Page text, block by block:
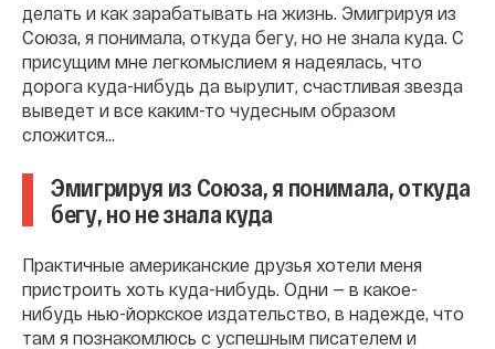
делать и как зарабатывать на жизнь. Эмигрируя из
Союза, я понимала, откуда бегу, но не знала куда. С
присущим мне легкомыслием я надеялась, что
дорога куда-нибудь да вырулит, счастливая звезда
выведет и все каким-то чудесным образом
сложится...
Эмигрируя из Союза, я понимала, откуда
бегу, но не знала куда
Практичные американские друзья хотели меня
пристроить хоть куда-нибудь. Одни — в какое-
нибудь нью-йоркское издательство, в надежде, что
там я познакомлюсь с успешным писателем и